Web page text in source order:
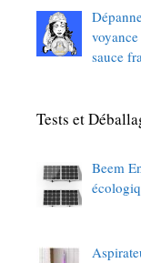
sauce
Tests et
Beem